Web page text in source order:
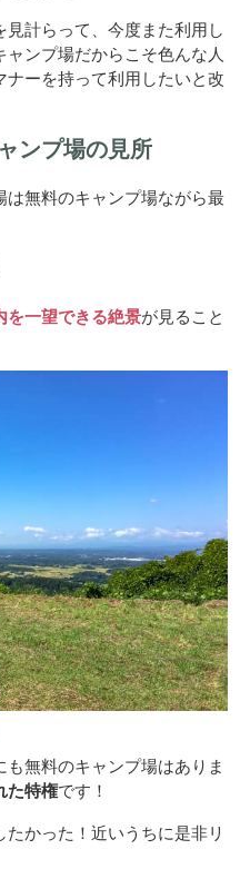
計らって、今度また利用し
ンプ場だからこそ色んな人
ーを持って利用したいと改
ンプ場の見所
無料のキャンプ場ながら最
を一望できる絶景が見ること
無料のキャンプ場はありま
た特権です！
かった！近いうちに是非リ